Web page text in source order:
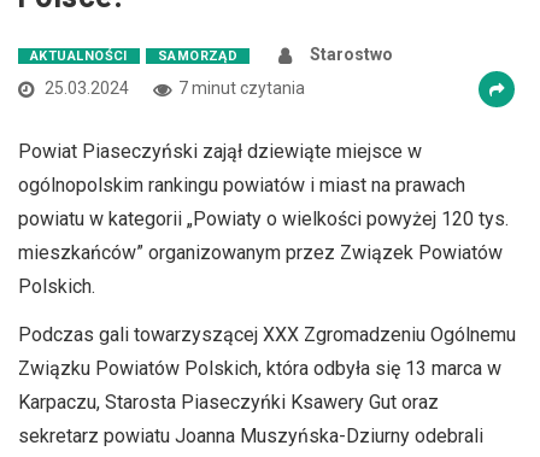
AKTUALNOŚCI SAMORZĄD
Starostwo
25.03.2024
7 minut czytania
Powiat Piaseczyński zajął dziewiąte miejsce w
ogólnopolskim rankingu powiatów i miast na prawach
powiatu w kategorii „Powiaty o wielkości powyżej 120 tys.
mieszkańców” organizowanym przez Związek Powiatów
Polskich.
Podczas gali towarzyszącej XXX Zgromadzeniu Ogólnemu
Związku Powiatów Polskich, która odbyła się 13 marca w
Karpaczu, Starosta Piaseczyńki Ksawery Gut oraz
sekretarz powiatu Joanna Muszyńska-Dziurny odebrali